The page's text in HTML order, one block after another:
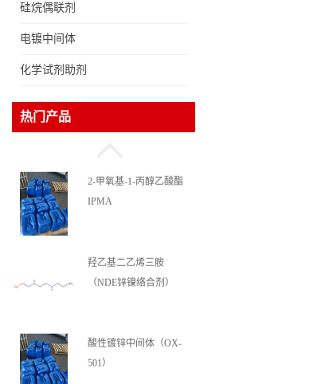
硅烷偶联剂
电镀中间体
化学试剂助剂
热门产品
2-溴乙胺氢溴酸盐
2-甲氧基-1-丙醇乙酸酯
IPMA
羟乙基二乙烯三胺
（NDE锌镍络合剂）
酸性镀锌中间体（OX-
501）